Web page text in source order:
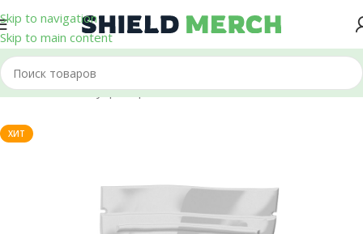
Skip to navigation
Skip to main content
Главная/Аксессуары/Брелоки
ХИТ